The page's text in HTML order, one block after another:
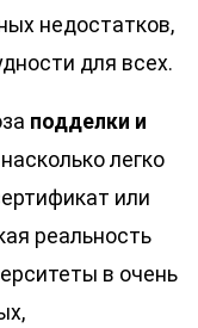
недостатков,
для всех.
подделки и
легко
или
реальность
в очень